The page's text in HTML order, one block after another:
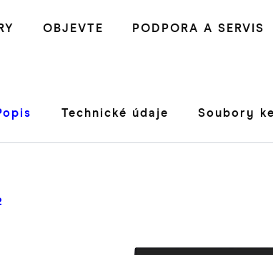
OBJEVTE PODPORA A SERVIS
Technické údaje Soubory